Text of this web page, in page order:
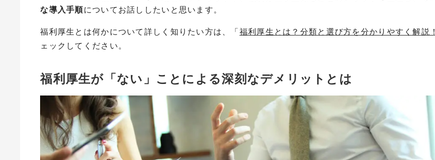
な導入手順についてお話ししたいと思います。
福利厚生とは何かについて詳しく知りたい方は、「 福利厚生とは？分類と選び方を分かりやすく解説！
ェックしてください。
福利厚生が「ない」ことによる深刻なデメリットとは